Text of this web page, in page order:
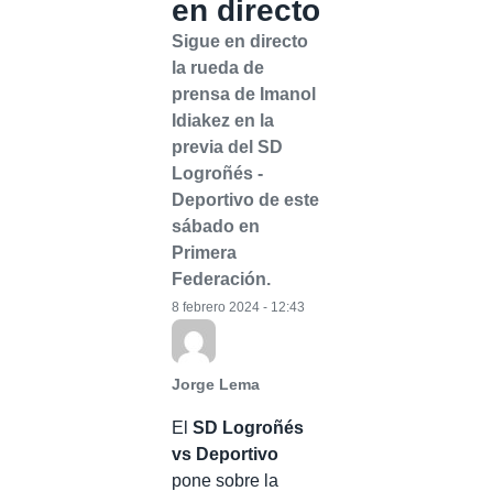
en directo
Sigue en directo
la rueda de
prensa de Imanol
Idiakez en la
previa del SD
Logroñés -
Deportivo de este
sábado en
Primera
Federación.
Jorge Lema
8 febrero 2024 - 12:43
El SD Logroñés
vs Deportivo
pone sobre la